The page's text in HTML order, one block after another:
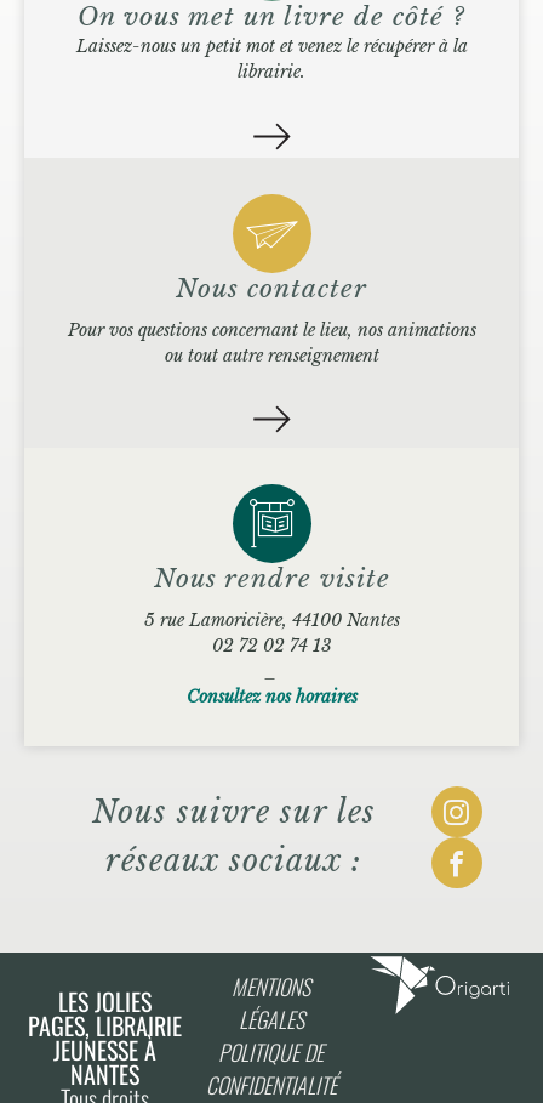
On vous met un livre de côté ?
Laissez-nous un petit mot et venez le récupérer à la
librairie.
Nous rendre visite
5 rue Lamoricière, 44100 Nantes
02 72 02 74 13
Consultez nos horaires
Nous contacter
Pour vos questions concernant le lieu, nos animations
ou tout autre renseignement
Nous suivre sur les
réseaux sociaux :
LES JOLIES
PAGES, LIBRAIRIE
JEUNESSE À
NANTES
MENTIONS
LÉGALES
POLITIQUE DE
CONFIDENTIALITÉ